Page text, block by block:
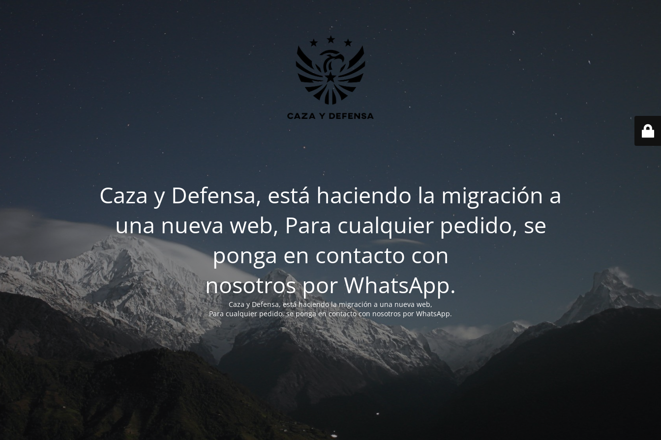
Caza y Defensa, está haciendo la migración a
una nueva web, Para cualquier pedido, se
ponga en contacto con
nosotros por WhatsApp.
Caza y Defensa, está haciendo la migración a una nueva web,
Para cualquier pedido, se ponga en contacto con nosotros por WhatsApp.